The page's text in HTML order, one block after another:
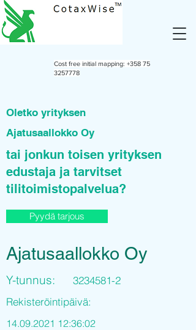
Cost free initial mapping: +358 75
3257778
Oletko yrityksen
Ajatusaallokko Oy
tai jonkun toisen yrityksen
edustaja ja tarvitset
tilitoimistopalvelua?
Pyydä tarjous
Ajatusaallokko Oy
Y-tunnus:
3234581-2
Rekisteröintipäivä:
14.09.2021 12:36:02